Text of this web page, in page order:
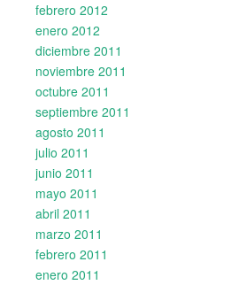
febrero 2012
enero 2012
diciembre 2011
noviembre 2011
octubre 2011
septiembre 2011
agosto 2011
julio 2011
junio 2011
mayo 2011
abril 2011
marzo 2011
febrero 2011
enero 2011